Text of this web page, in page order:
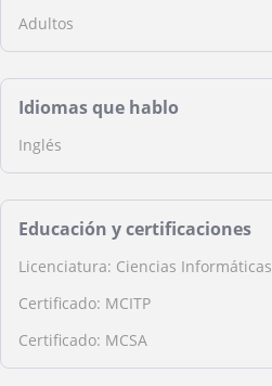
Adultos
Idiomas que hablo
Inglés
Educación y certificaciones
Licenciatura: Ciencias Informáticas
Certificado: MCITP
Certificado: MCSA